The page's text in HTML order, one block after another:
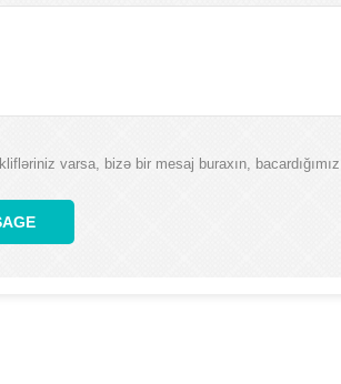
varsa, bizə bir mesaj buraxın,